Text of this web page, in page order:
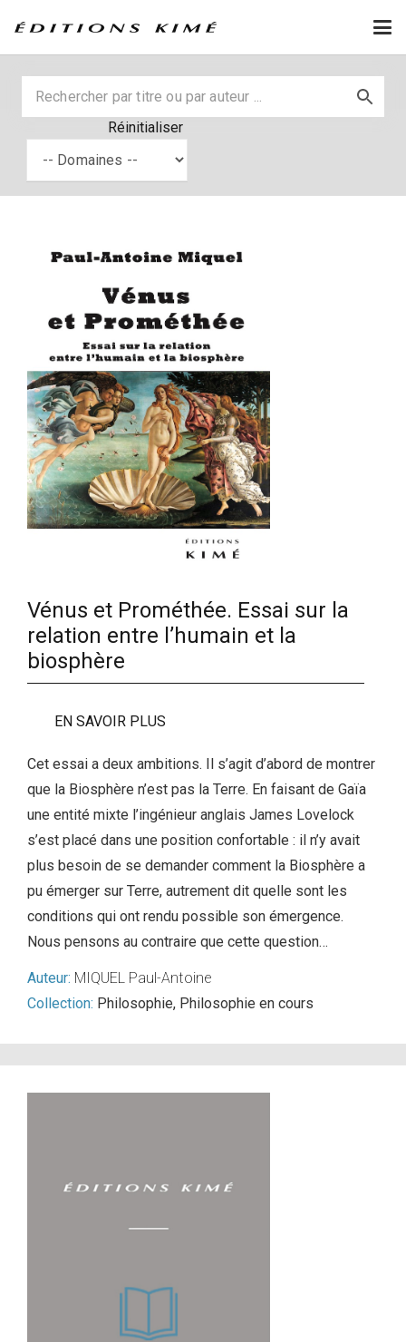
Réinitialiser
Vénus et Prométhée. Essai sur la
relation entre l’humain et la
biosphère
EN SAVOIR PLUS
Cet essai a deux ambitions. Il s’agit d’abord de montrer
que la Biosphère n’est pas la Terre. En faisant de Gaïa
une entité mixte l’ingénieur anglais James Lovelock
s’est placé dans une position confortable : il n’y avait
plus besoin de se demander comment la Biosphère a
pu émerger sur Terre, autrement dit quelle sont les
conditions qui ont rendu possible son émergence.
Nous pensons au contraire que cette question…
Auteur: MIQUEL Paul-Antoine
Collection: Philosophie, Philosophie en cours